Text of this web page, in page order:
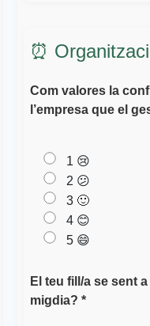
⏰
Com valores la
l’empresa que el
1 😢
2 😕
3 🙂
4 😊
5 😄
El teu fill/a se sent
migdia? *